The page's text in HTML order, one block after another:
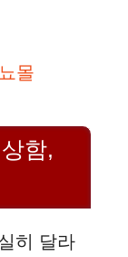
몰
함,
히 달라